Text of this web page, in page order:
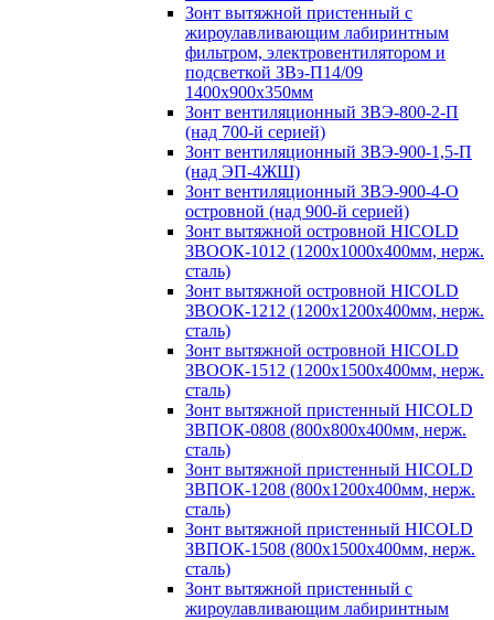
Зонт вытяжной пристенный с
жироулавливающим лабиринтным
фильтром, электровентилятором и
подсветкой ЗВэ-П14/09
1400х900х350мм
Зонт вентиляционный ЗВЭ-800-2-П
(над 700-й серией)
Зонт вентиляционный ЗВЭ-900-1,5-П
(над ЭП-4ЖШ)
Зонт вентиляционный ЗВЭ-900-4-О
островной (над 900-й серией)
Зонт вытяжной островной HICOLD
ЗВООК-1012 (1200х1000х400мм, нерж.
сталь)
Зонт вытяжной островной HICOLD
ЗВООК-1212 (1200x1200x400мм, нерж.
сталь)
Зонт вытяжной островной HICOLD
ЗВООК-1512 (1200х1500х400мм, нерж.
сталь)
Зонт вытяжной пристенный HICOLD
ЗВПОК-0808 (800х800х400мм, нерж.
сталь)
Зонт вытяжной пристенный HICOLD
ЗВПОК-1208 (800х1200х400мм, нерж.
сталь)
Зонт вытяжной пристенный HICOLD
ЗВПОК-1508 (800х1500х400мм, нерж.
сталь)
Зонт вытяжной пристенный с
жироулавливающим лабиринтным